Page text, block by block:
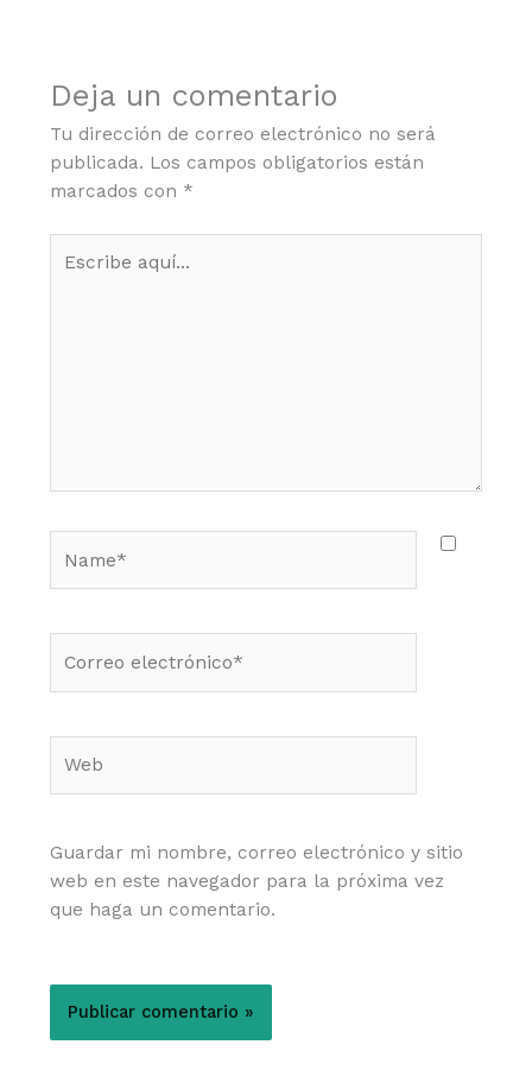
Deja un comentario
Tu dirección de correo electrónico no será
publicada. Los campos obligatorios están
marcados con *
aquí...
electrónico*
Guardar mi nombre, correo electrónico y sitio
web en este navegador para la próxima vez
que haga un comentario.